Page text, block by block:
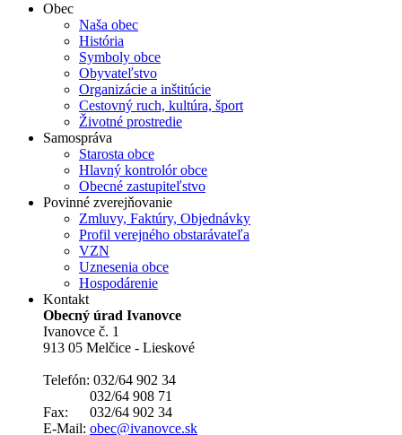
Obec
Naša obec
História
Symboly obce
Obyvateľstvo
Organizácie a inštitúcie
Cestovný ruch, kultúra, šport
Životné prostredie
Samospráva
Starosta obce
Hlavný kontrolór obce
Obecné zastupiteľstvo
Povinné zverejňovanie
Zmluvy, Faktúry, Objednávky
Profil verejného obstarávateľa
VZN
Uznesenia obce
Hospodárenie
Kontakt
Obecný úrad Ivanovce
Ivanovce č. 1
913 05 Melčice - Lieskové
Telefón: 032/64 902 34
032/64 908 71
Fax: 032/64 902 34
E-Mail: obec@ivanovce.sk